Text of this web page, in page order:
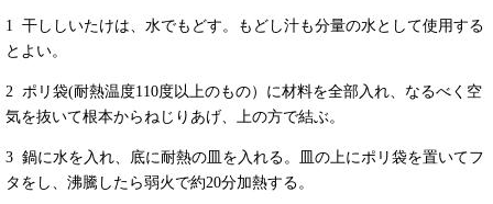
1 干ししいたけは、水でもどす。もどし汁も分量の水として使用する
とよい。
2 ポリ袋(耐熱温度110度以上のもの）に材料を全部入れ、なるべく空
気を抜いて根本からねじりあげ、上の方で結ぶ。
3 鍋に水を入れ、底に耐熱の皿を入れる。皿の上にポリ袋を置いてフ
タをし、沸騰したら弱火で約20分加熱する。